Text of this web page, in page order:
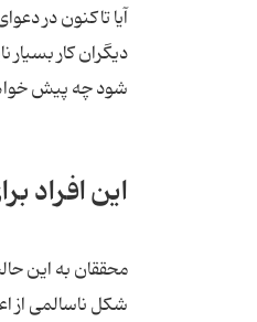
آیا تاکنون در
دیگران کار
شود چه پیش
این افراد
شکل ناسالمی از